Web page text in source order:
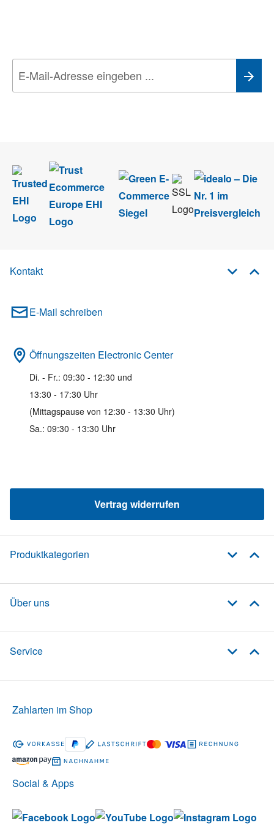
Kontakt
E-Mail schreiben
Öffnungszeiten Electronic Center
Di. - Fr.: 09:30 - 12:30 und
13:30 - 17:30 Uhr
(Mittagspause von 12:30 - 13:30 Uhr)
Sa.: 09:30 - 13:30 Uhr
Vertrag widerrufen
Produktkategorien
Über uns
Service
Social & Apps
Zahlarten im Shop